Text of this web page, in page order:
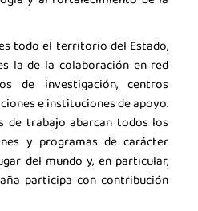
todo el territorio del Estado,
la de la colaboración en red
de investigación, centros
e instituciones de apoyo.
de trabajo abarcan todos los
y programas de carácter
del mundo y, en particular,
participa con contribución